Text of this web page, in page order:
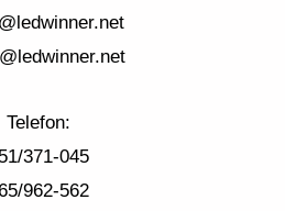
Telefon:
371-045
962-562